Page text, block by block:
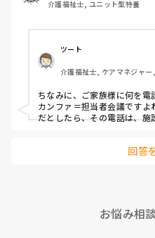
介護福祉士, ユニット型特養
ツート
介護福祉士, ケアマネジャ
ちなみに、ご家族様に何を電
カンファ＝担当者会議ですよ
だとしたら、その電話は、
回答
お悩み相